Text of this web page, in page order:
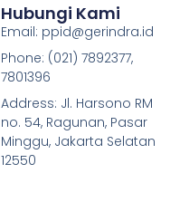
Hubungi Kami
Email: ppid@gerindra.id
Phone: (021) 7892377,
7801396
Address: Jl. Harsono RM
no. 54, Ragunan, Pasar
Minggu, Jakarta Selatan
12550